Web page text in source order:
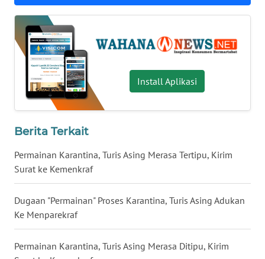
Install Aplikasi
Berita Terkait
Permainan Karantina, Turis Asing Merasa Tertipu, Kirim
Surat ke Kemenkraf
Dugaan "Permainan" Proses Karantina, Turis Asing Adukan
Ke Menparekraf
Permainan Karantina, Turis Asing Merasa Ditipu, Kirim
WN
NUSANTARA
WN
JOGJA
JATIM
WN
KALBAR
WN